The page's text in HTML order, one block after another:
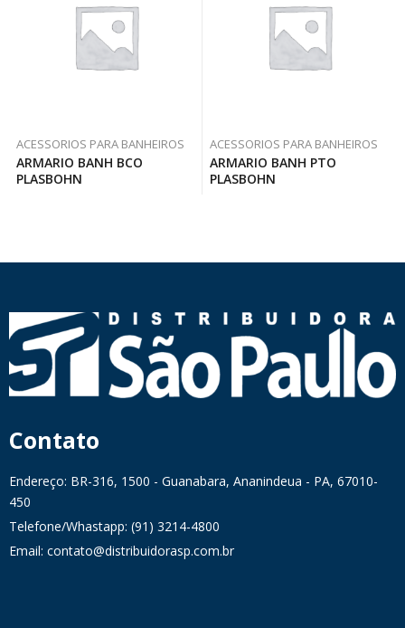
ACESSORIOS PARA BANHEIROS
ARMARIO BANH BCO
PLASBOHN
ACESSORIOS PARA BANHEIROS
ARMARIO BANH PTO
PLASBOHN
Contato
Endereço: BR-316, 1500 - Guanabara, Ananindeua - PA, 67010-
450
Telefone/Whastapp: (91) 3214-4800
Email: contato@distribuidorasp.com.br